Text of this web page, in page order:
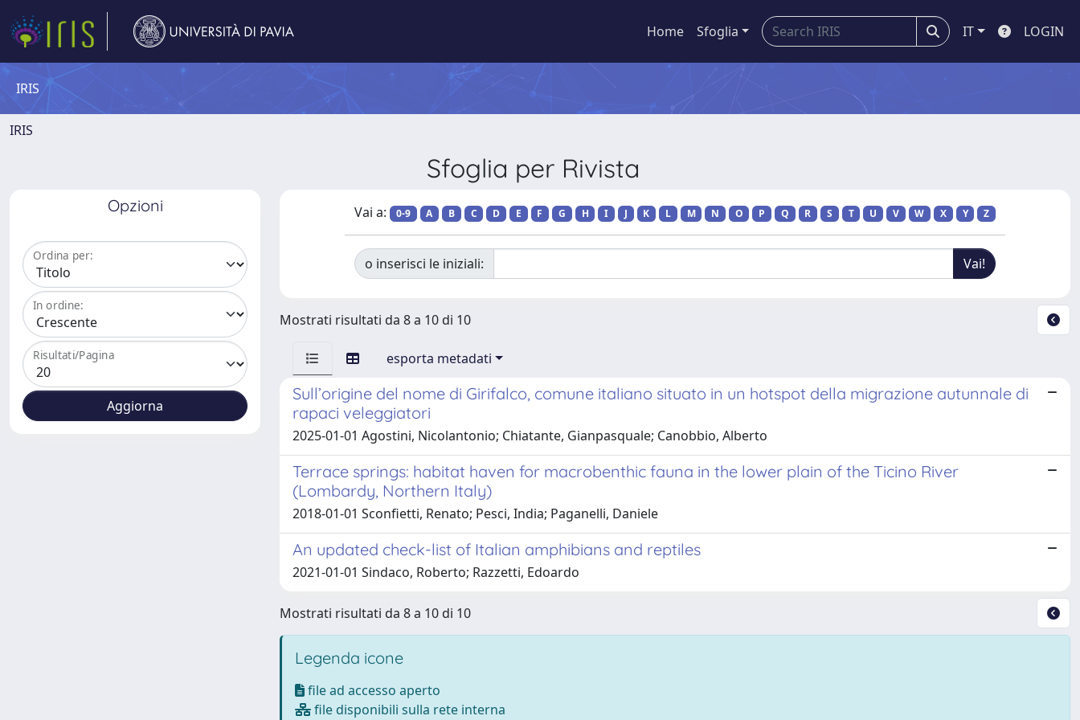
Home Sfoglia IT LOGIN
IRIS
IRIS
Sfoglia per Rivista
Opzioni
Ordina per:
In ordine:
Risultati/Pagina
Vai a: 0-9 A B C D E F G H I J K L M N O P Q R S T U V W X Y Z
o inserisci le iniziali:
Mostrati risultati da 8 a 10 di 10
esporta metadati
Sull’origine del nome di Girifalco, comune italiano situato in un hotspot della migrazione autunnale di
rapaci veleggiatori
2025-01-01 Agostini, Nicolantonio; Chiatante, Gianpasquale; Canobbio, Alberto
Terrace springs: habitat haven for macrobenthic fauna in the lower plain of the Ticino River
(Lombardy, Northern Italy)
2018-01-01 Sconfietti, Renato; Pesci, India; Paganelli, Daniele
An updated check-list of Italian amphibians and reptiles
2021-01-01 Sindaco, Roberto; Razzetti, Edoardo
Mostrati risultati da 8 a 10 di 10
Legenda icone
file ad accesso aperto
file disponibili sulla rete interna